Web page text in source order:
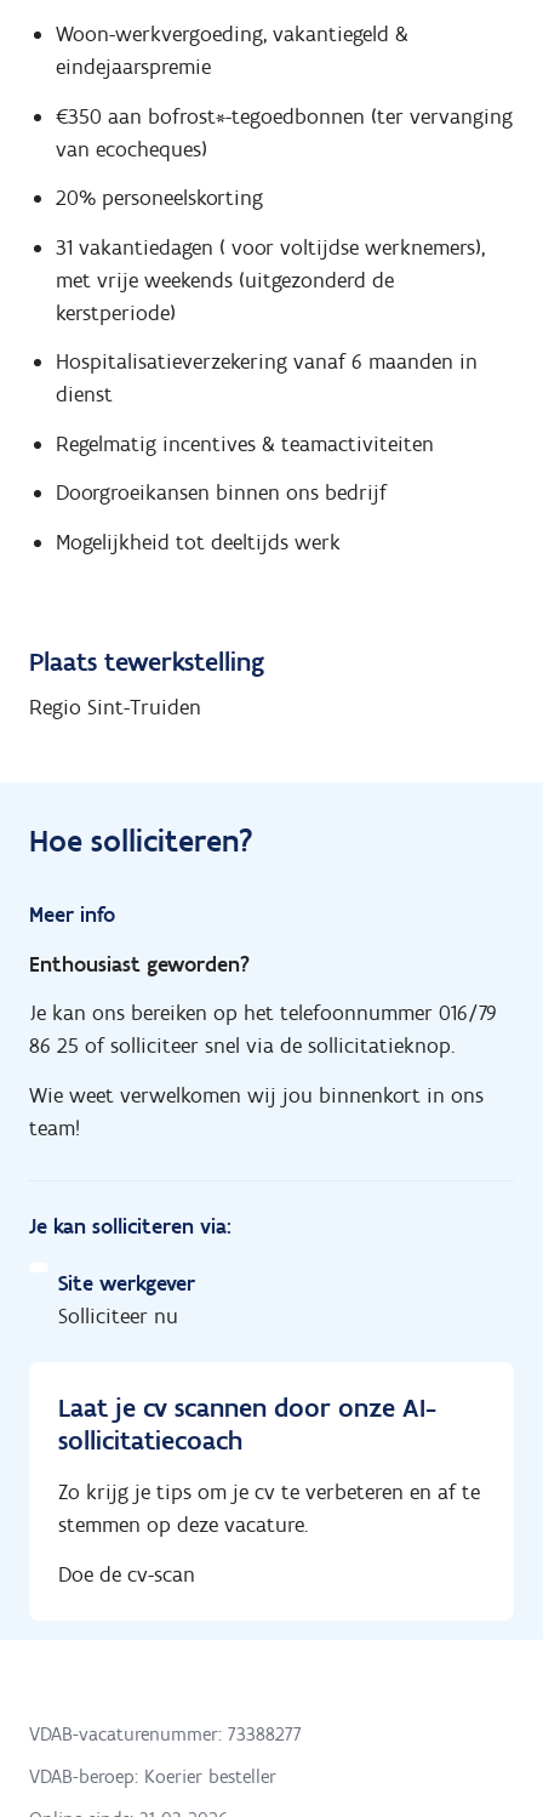
Woon-werkvergoeding, vakantiegeld &
eindejaarspremie
€350 aan bofrost*-tegoedbonnen (ter vervanging
van ecocheques)
20% personeelskorting
31 vakantiedagen ( voor voltijdse werknemers),
met vrije weekends (uitgezonderd de
kerstperiode)
Hospitalisatieverzekering vanaf 6 maanden in
dienst
Regelmatig incentives & teamactiviteiten
Doorgroeikansen binnen ons bedrijf
Mogelijkheid tot deeltijds werk
Plaats tewerkstelling
Regio Sint-Truiden
Hoe solliciteren?
Meer info
Enthousiast geworden?
Je kan ons bereiken op het telefoonnummer 016/79
86 25 of solliciteer snel via de sollicitatieknop.
Wie weet verwelkomen wij jou binnenkort in ons
team!
Je kan solliciteren via:
Site werkgever
Solliciteer nu
Laat je cv scannen door onze AI-
sollicitatiecoach
Zo krijg je tips om je cv te verbeteren en af te
stemmen op deze vacature.
Doe de cv-scan
VDAB-vacaturenummer: 73388277
VDAB-beroep: Koerier besteller